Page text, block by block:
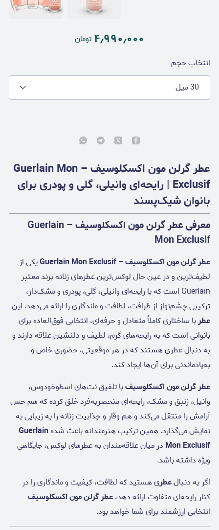
۴٫۹۹۰٫۰۰۰ تومان
انتخاب حجم
30 میل
عطر گرلن مون اکسکلوسیف – Guerlain Mon
Exclusif | رایحه‌ای وانیلی، گلی و پودری برای
بانوان شیک‌پسند
معرفی عطر گرلن مون اکسکلوسیف – Guerlain
Mon Exclusif
عطر گرلن مون اکسکلوسیف – Guerlain Mon Exclusif
یکی از
لطیف‌ترین و در عین حال لوکس‌ترین عطرهای زنانه برند معتبر
Guerlain است که با رایحه‌ای وانیلی، گلی، پودری و مشک‌دار،
ترکیبی چشم‌نواز از ظرافت، لطافت و ماندگاری را ارائه می‌دهد. این
عطربا ساختاری کاملاً متعادل و حرفه‌ای، انتخابی فوق‌العاده برای
بانوانی است که به رایحه‌های گرم، لطیف و دلنشین علاقه دارند و
به دنبال عطری هستند که در هر موقعیتی، حضوری خاص و
به‌یادماندنی برای آن‌ها ایجاد کند.
عطر گرلن مون اکسکلوسیفبا تلفیق نت‌های اسطوخودوس،
وانیل، زنبق و مشک، رایحه‌ای منحصر‌به‌فرد خلق کرده که هم حس
آرامش را منتقل می‌کند و هم وقار و جذابیت زنانه را به زیبایی به
نمایش می‌گذارد. همین ترکیب هنرمندانه باعث شدهGuerlain
Mon Exclusif در میان علاقه‌مندان به عطرهای لوکس، جایگاهی
ویژه داشته باشد.
اگر به دنبالعطری هستید که لطافت، کیفیت و ماندگاری را در
کنار رایحه‌ای متفاوت ارائه دهد،عطر گرلن مون اکسکلوسیف
انتخابی ارزشمند برای شما خواهد بود.